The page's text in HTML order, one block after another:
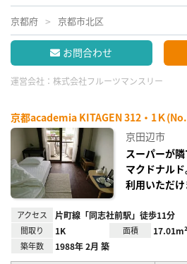
京都府 京都市北区
お問合わせ
運営会社： 株式会社フルーツマンスリー
京都academia KITAGEN 312・1Ｋ
京田辺市
スーパーが
マクドナル
利用いただけ
アクセス 片町線「同志社前駅」徒歩11分
間取り 1K 面積 17.01m²
築年数 1988年 2月 築